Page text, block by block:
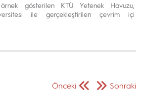
gösterilen KTÜ Yetenek Havuzu,
ile gerçekleştirilen çevrim içi
Önceki Sonraki